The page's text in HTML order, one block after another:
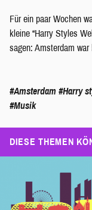
Für ein paar Wochen
kleine “Harry Styles
sagen: Amsterdam war
#Amsterdam #Harry
#Musik
DIESE THEMEN